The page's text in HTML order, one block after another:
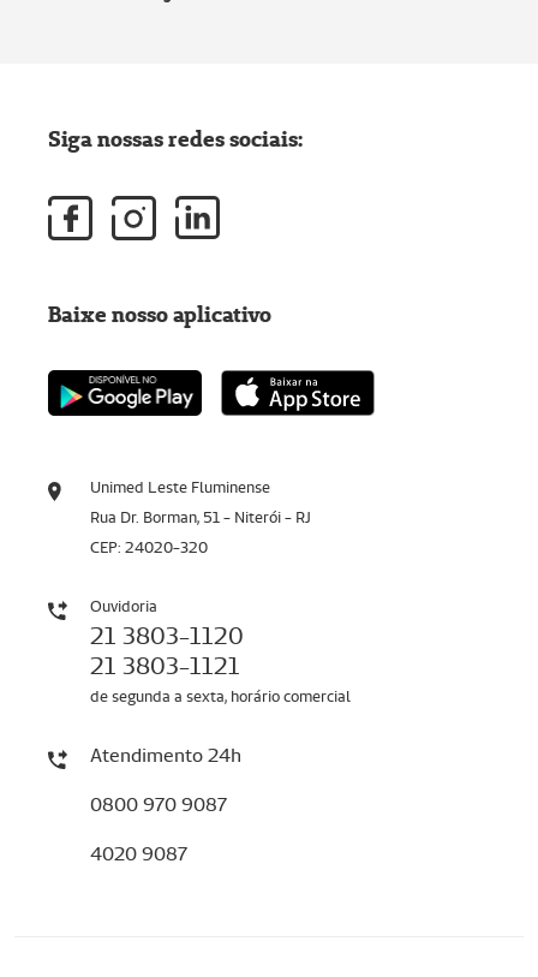
Unimed Leste Fluminense
Rua Dr. Borman, 51 - Niterói - RJ
CEP: 24020-320
Ouvidoria
21 3803-1120
21 3803-1121
de segunda a sexta, horário comercial
Atendimento 24h
0800 970 9087
4020 9087
Siga nossas redes sociais:
Baixe nosso aplicativo